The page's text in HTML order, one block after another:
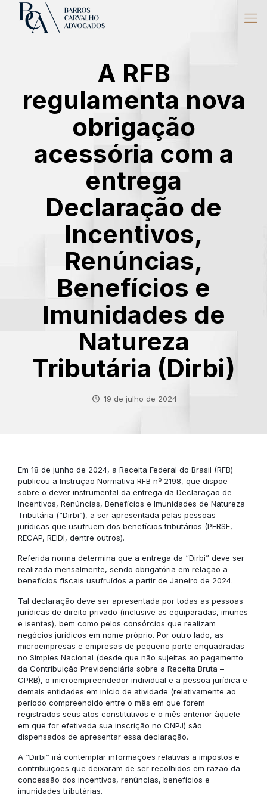
A RFB
regulamenta nova
obrigação
acessória com a
entrega
Declaração de
Incentivos,
Renúncias,
Benefícios e
Imunidades de
Natureza
Tributária (Dirbi)
19 de julho de 2024
Em 18 de junho de 2024, a Receita Federal do Brasil (RFB)
publicou a Instrução Normativa RFB nº 2198, que dispõe
sobre o dever instrumental da entrega da Declaração de
Incentivos, Renúncias, Benefícios e Imunidades de Natureza
Tributária (“Dirbi”), a ser apresentada pelas pessoas
jurídicas que usufruem dos benefícios tributários (PERSE,
RECAP, REIDI, dentre outros).
Referida norma determina que a entrega da “Dirbi” deve ser
realizada mensalmente, sendo obrigatória em relação a
benefícios fiscais usufruídos a partir de Janeiro de 2024.
Tal declaração deve ser apresentada por todas as pessoas
jurídicas de direito privado (inclusive as equiparadas, imunes
e isentas), bem como pelos consórcios que realizam
negócios jurídicos em nome próprio. Por outro lado, as
microempresas e empresas de pequeno porte enquadradas
no Simples Nacional (desde que não sujeitas ao pagamento
da Contribuição Previdenciária sobre a Receita Bruta –
CPRB), o microempreendedor individual e a pessoa jurídica e
demais entidades em início de atividade (relativamente ao
período compreendido entre o mês em que forem
registrados seus atos constitutivos e o mês anterior àquele
em que for efetivada sua inscrição no CNPJ) são
dispensados de apresentar essa declaração.
A “Dirbi” irá contemplar informações relativas a impostos e
contribuições que deixaram de ser recolhidos em razão da
concessão dos incentivos, renúncias, benefícios e
imunidades tributárias.